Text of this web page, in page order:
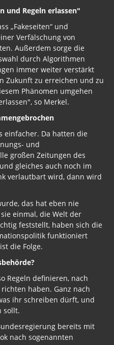
und Regeln erlassen"
„Fakeseiten“ und
Verfälschung von
Außerdem sorge die
durch Algorithmen
immer weiter verstärkt
Zukunft zu erreichen und zu
Phänomen umgehen
so Merkel.
einfacher. Da hatten die
und
großen Zeitungen des
gleiches auch noch im
verlautbart wird, dann wird
das hat eben nie
einmal, die Welt der
feststellt, haben sich die
funktioniert
die Folge.
Regeln definieren, nach
haben. Ganz nach
ihr schreiben dürft, und
sollt.
bereits mit
nach sogenannten